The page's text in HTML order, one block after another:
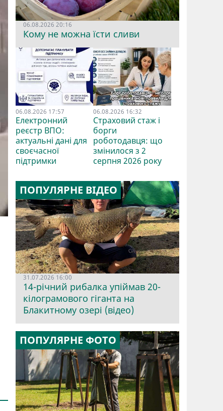
06.08.2026 20:16
Кому не можна їсти сливи
06.08.2026 17:57
Електронний
реєстр ВПО:
актуальні дані для
своєчасної
підтримки
06.08.2026 16:32
Страховий стаж і
борги
роботодавця: що
змінилося з 2
серпня 2026 року
ПОПУЛЯРНЕ ВІДЕО
31.07.2026 16:00
14-річний рибалка упіймав 20-
кілограмового гіганта на
Блакитному озері (відео)
ПОПУЛЯРНЕ ФОТО